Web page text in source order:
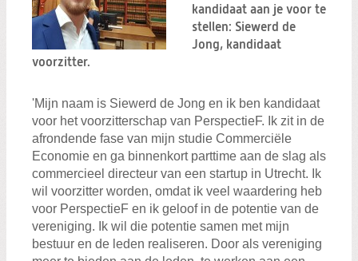
kandidaat aan je voor te
stellen: Siewerd de
Jong, kandidaat
voorzitter.
'Mijn naam is Siewerd de Jong en ik ben kandidaat
voor het voorzitterschap van PerspectieF. Ik zit in de
afrondende fase van mijn studie Commerciële
Economie en ga binnenkort parttime aan de slag als
commercieel directeur van een startup in Utrecht. Ik
wil voorzitter worden, omdat ik veel waardering heb
voor PerspectieF en ik geloof in de potentie van de
vereniging. Ik wil die potentie samen met mijn
bestuur en de leden realiseren. Door als vereniging